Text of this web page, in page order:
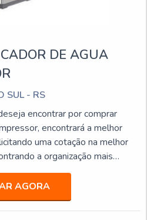
DE AGUA
SUL - RS
encontrar por comprar
encontrará a melhor
uma cotação na melhor
a organização mais
a busca é por comprar
com os profissionais
o cliente obterá proteção
os resultados dos clientes.MAIS
AGORA